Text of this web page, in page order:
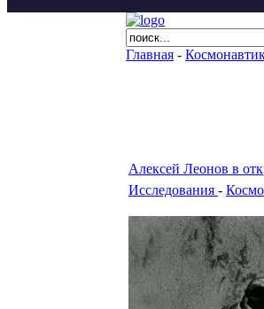
Главная -
Алексей Леонов в
Исследования -